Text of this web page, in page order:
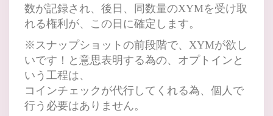
数が記録され、後日、同数量のXYMを受け取
れる権利が、この日に確定します。
※スナップショットの前段階で、XYMが欲し
いです！と意思表明する為の、オプトインと
いう工程は、
コインチェックが代行してくれる為、個人で
行う必要はありません。